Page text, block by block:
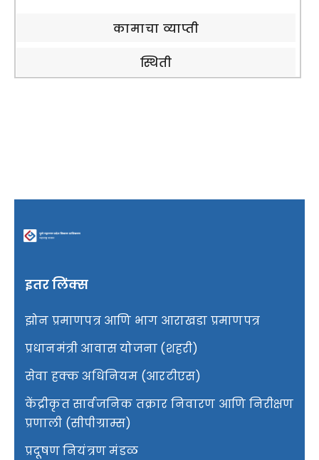
आरटीएस
कामाचा व्याप्ती
स्थिती
इतर लिंक्स
झोन प्रमाणपत्र आणि भाग आराखडा प्रमाणपत्र
प्रधानमंत्री आवास योजना (शहरी)
सेवा हक्क अधिनियम (आरटीएस)
केंद्रीकृत सार्वजनिक तक्रार निवारण आणि निरीक्षण
प्रणाली (सीपीग्राम्स)
प्रदूषण नियंत्रण मंडळ